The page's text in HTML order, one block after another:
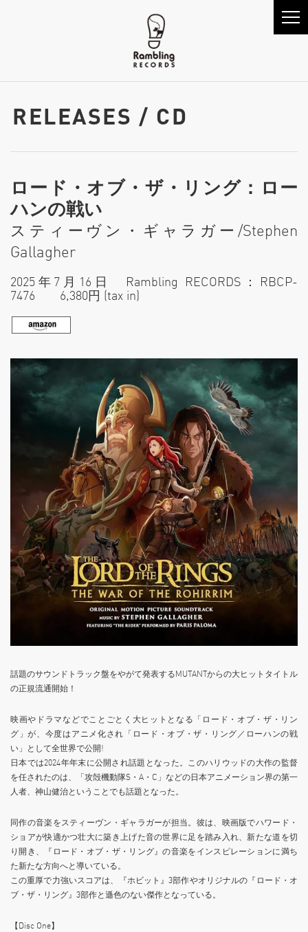
RELEASES / CD
ロード・オブ・ザ・リング：ロー
ハンの戦い
スティーヴン・ギャラガー/Stephen
Gallagher
2025年7月16日 Rambling RECORDS：RBCP-
7476 6,380円 (tax in)
話題のサウンドトラック盤をやがて発表するMUTANTからの大ヒットタイトル
の正規流通開始！
映画やドラマなどでことごとく大ヒットとなる「ロード・オブ・ザ・リン
グ」が、今度はアニメ化され「ロード・オブ・ザ・リング／ローハンの戦
い」として全世界で公開!
日本では2024年年末に公開され話題となった。このハリウッドの大作の監督
を任されたのは、「攻殻機動隊S・A・C」などの日本アニメーション界の第一
人者、神山健治ということでも話題となった。
同作の音楽をスティーヴン・ギャラガーが担当。彼は、映画版でハワード・
ショアが快適かつ壮大に築き上げた音の世界に足を踏み入れ、新たな道を切
り開き、『ロード・オブ・ザ・リング』の音楽をインスピレーションに満ち
た新たな方向へと導いている。
この重厚で力強いスコアは、『ホビット』3部作やオリジナルの『ロード・オ
ブ・ザ・リング』3部作と遜色のない傑作となっている。
【Disc One】